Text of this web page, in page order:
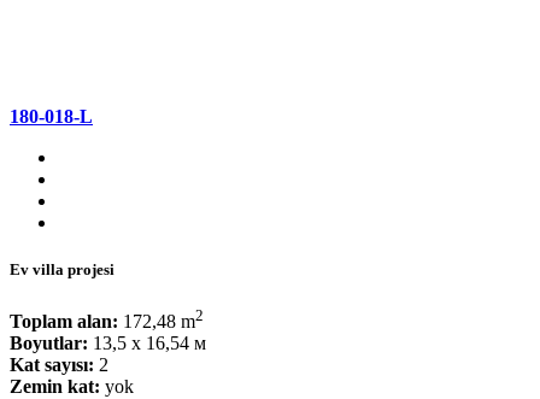
180-018-L
Ev villa projesi
Toplam alan: 172,48 m2
Boyutlar: 13,5 x 16,54 м
Kat sayısı: 2
Zemin kat: yok